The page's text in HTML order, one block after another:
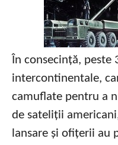
În consecință, peste
intercontinentale,
camuflate pentru a
de sateliții
lansare și ofițerii au